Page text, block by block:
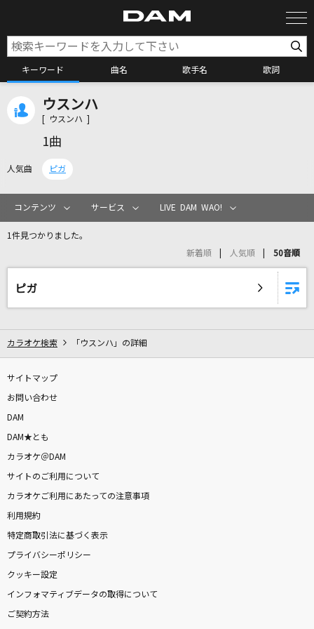
キーワード 曲名 歌手名 歌詞
カラオケリクエスト
THE BLUE HEARTS
逆夢
ダーリン
Mrs. GREEN APPLE
[良音]逢いたくていま
Misia
ウスンハ
[ ウスンハ ]
1曲
人気曲 ピガ
コンテンツ サービス LIVE DAM WAO!
1件見つかりました。
新着順 人気順 50音順
ピガ
カラオケ検索 「ウスンハ」の詳細
サイトマップ
お問い合わせ
DAM
DAM★とも
カラオケ＠DAM
サイトのご利用について
カラオケご利用にあたっての注意事項
利用規約
特定商取引法に基づく表示
プライバシーポリシー
クッキー設定
インフォマティブデータの取得について
ご契約方法